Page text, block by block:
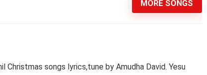
MORE SONGS
songs lyrics,tune by Amudha David. Yesu